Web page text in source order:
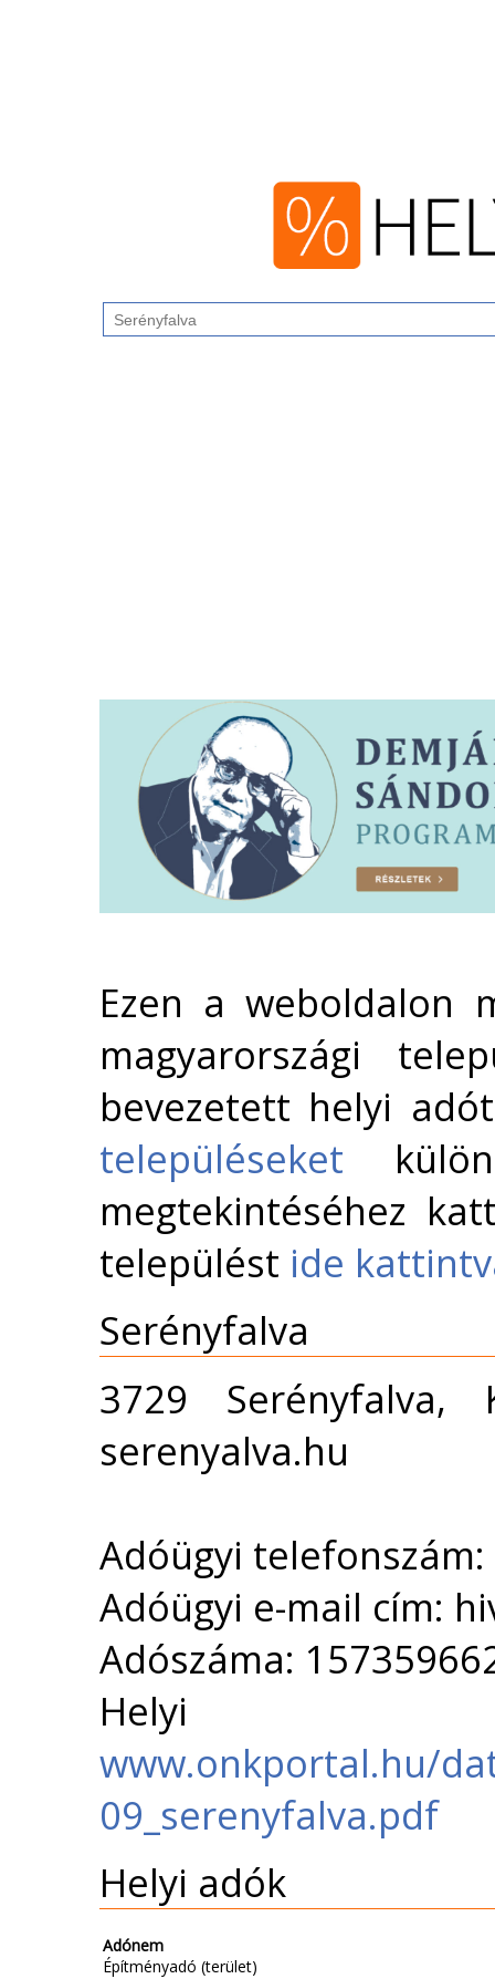
Ezen a weboldalon
magyarországi
bevezetett helyi
településeket
megtekintéséhez
települést ide
Serényfalva
3729
serenyalva.hu
Adóügyi
Adóügyi e-mail cím:
Adószáma:
Helyi
www.onkportal.hu/
09_serenyfalva.pdf
Helyi adók
Adónem
Építményadó (terület)